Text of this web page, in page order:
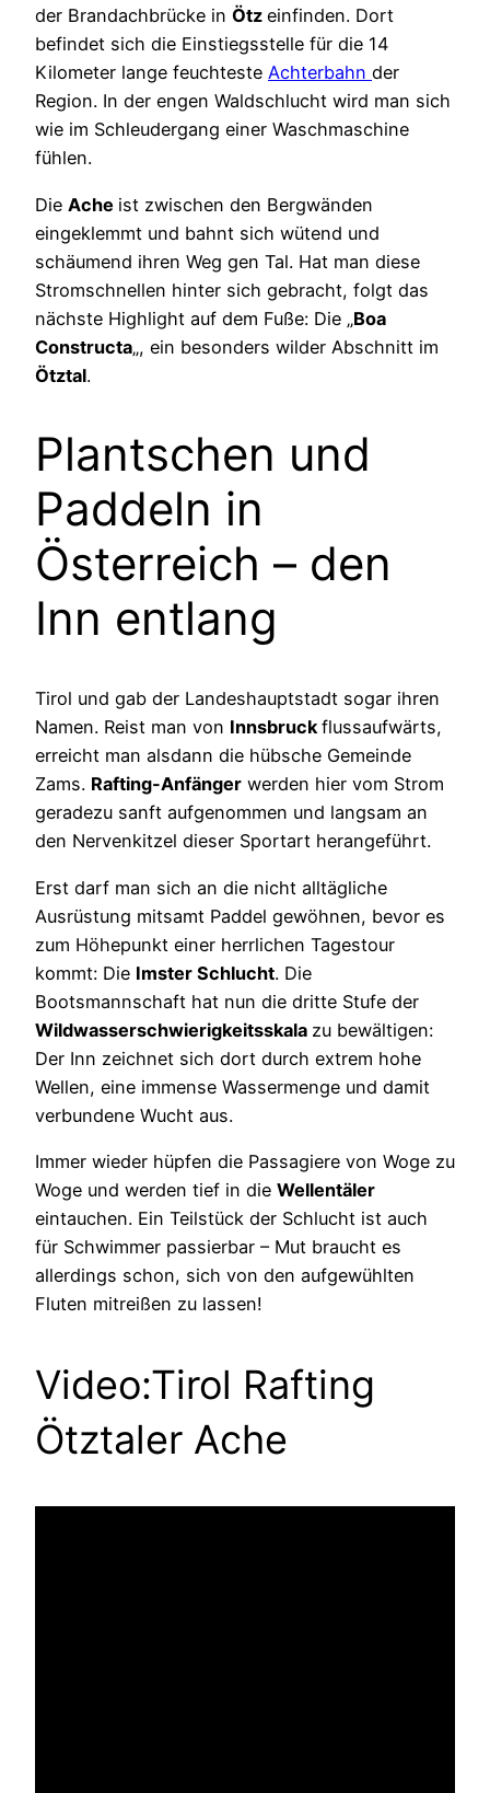
der Brandachbrücke in Ötz einfinden. Dort
befindet sich die Einstiegsstelle für die 14
Kilometer lange feuchteste Achterbahn der
Region. In der engen Waldschlucht wird man sich
wie im Schleudergang einer Waschmaschine
fühlen.
Die Ache ist zwischen den Bergwänden
eingeklemmt und bahnt sich wütend und
schäumend ihren Weg gen Tal. Hat man diese
Stromschnellen hinter sich gebracht, folgt das
nächste Highlight auf dem Fuße: Die „Boa
Constructa„, ein besonders wilder Abschnitt im
Ötztal.
Plantschen und
Paddeln in
Österreich – den
Inn entlang
Tirol und gab der Landeshauptstadt sogar ihren
Namen. Reist man von Innsbruckflussaufwärts,
erreicht man alsdann die hübsche Gemeinde
Zams. Rafting-Anfänger werden hier vom Strom
geradezu sanft aufgenommen und langsam an
den Nervenkitzel dieser Sportart herangeführt.
Erst darf man sich an die nicht alltägliche
Ausrüstung mitsamt Paddel gewöhnen, bevor es
zum Höhepunkt einer herrlichen Tagestour
kommt: Die Imster Schlucht. Die
Bootsmannschaft hat nun die dritte Stufe der
Wildwasserschwierigkeitsskala zu bewältigen:
Der Inn zeichnet sich dort durch extrem hohe
Wellen, eine immense Wassermenge und damit
verbundene Wucht aus.
Immer wieder hüpfen die Passagiere von Woge zu
Woge und werden tief in die Wellentäler
eintauchen. Ein Teilstück der Schlucht ist auch
für Schwimmer passierbar – Mut braucht es
allerdings schon, sich von den aufgewühlten
Fluten mitreißen zu lassen!
Video:Tirol Rafting
Ötztaler Ache